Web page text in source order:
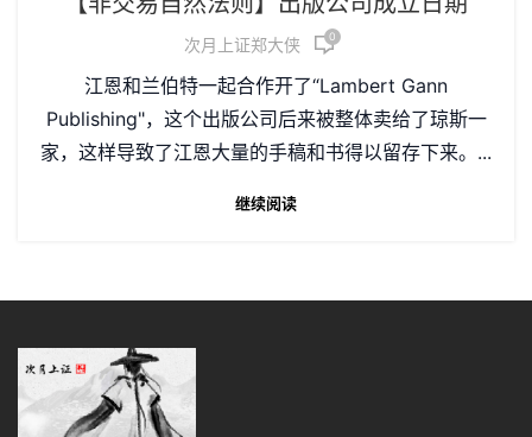
次月上证郑大侠 0
江恩和兰伯特一起合作开了“Lambert Gann
Publishing"，这个出版公司后来被整体卖给了琼斯一
家，这样导致了江恩大量的手稿和书得以留存下来。...
继续阅读